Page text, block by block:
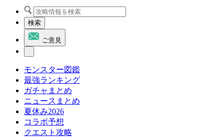
検索
ご意見
モンスター図鑑
最強ランキング
ガチャまとめ
ニュースまとめ
夏休み2026
コラボ予想
クエスト攻略